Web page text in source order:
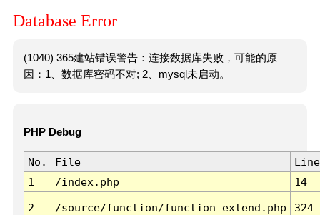
Database Error
(1040) 365建站错误警告：连接数据库失败，可能的原
因：1、数据库密码不对; 2、mysql未启动。
PHP Debug
No. File
Line
1
/index.php 14
2 /source/function/function_extend.php 324